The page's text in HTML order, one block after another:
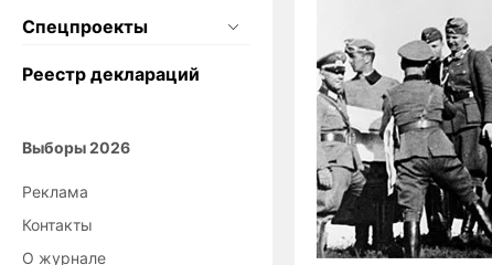
Спецпроекты
Реестр деклараций
Выборы 2026
Реклама
Контакты
О журнале